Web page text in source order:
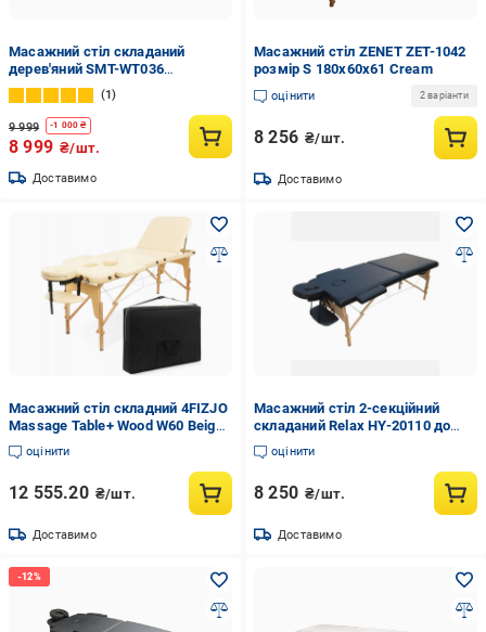
Масажний стіл складаний
дерев'яний SMT-WT036
дерев'яний (20666100)
1
9 999 -1 000 ₴
8 999 ₴/шт.
Доставимо
Масажний стіл ZENET ZET-1042
розмір S 180х60х61 Cream
оцінити 2 варіанти
8 256 ₴/шт.
Доставимо
Масажний стіл складний 4FIZJO
Massage Table+ Wood W60 Beige
(P-5907739318367)
оцінити
12 555.20 ₴/шт.
Доставимо
Масажний стіл 2-секційний
складаний Relax HY-20110 до
120 кг 210х70-92х61-85 см
(2467589944)
оцінити
8 250 ₴/шт.
Доставимо